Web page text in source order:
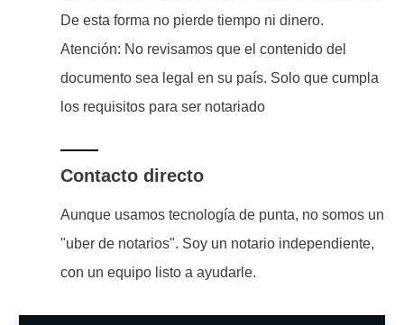
De esta forma no pierde tiempo ni dinero.
Atención: No revisamos que el contenido del
documento sea legal en su país. Solo que cumpla
los requisitos para ser notariado
Contacto directo
Aunque usamos tecnología de punta, no somos un
"uber de notarios". Soy un notario independiente,
con un equipo listo a ayudarle.